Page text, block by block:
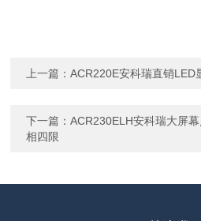
上一篇：ACR220E安科瑞直销LED
下一篇：ACR230ELH安科瑞大屏
相四限